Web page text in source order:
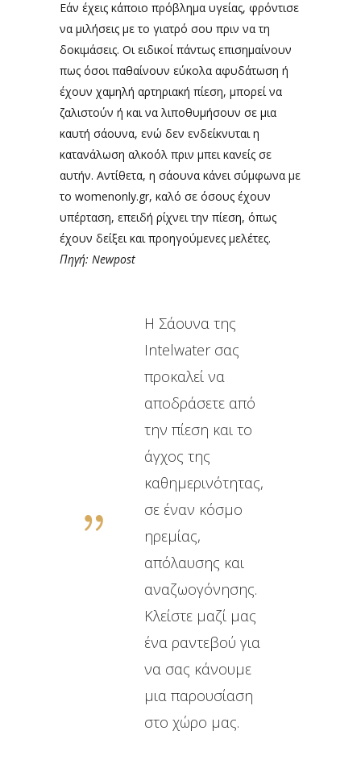
Εάν έχεις κάποιο πρόβλημα υγείας, φρόντισε
να μιλήσεις με το γιατρό σου πριν να τη
δοκιμάσεις. Οι ειδικοί πάντως επισημαίνουν
πως όσοι παθαίνουν εύκολα αφυδάτωση ή
έχουν χαμηλή αρτηριακή πίεση, μπορεί να
ζαλιστούν ή και να λιποθυμήσουν σε μια
καυτή σάουνα, ενώ δεν ενδείκνυται η
κατανάλωση αλκοόλ πριν μπει κανείς σε
αυτήν. Αντίθετα, η σάουνα κάνει σύμφωνα με
το womenonly.gr, καλό σε όσους έχουν
υπέρταση, επειδή ρίχνει την πίεση, όπως
έχουν δείξει και προηγούμενες μελέτες.
Πηγή: Newpost
Η Σάουνα της
Intelwater σας
προκαλεί να
αποδράσετε από
την πίεση και το
άγχος της
καθημερινότητας,
σε έναν κόσμο
ηρεμίας,
απόλαυσης και
αναζωογόνησης.
Κλείστε μαζί μας
ένα ραντεβού για
να σας κάνουμε
μια παρουσίαση
στο χώρο μας.